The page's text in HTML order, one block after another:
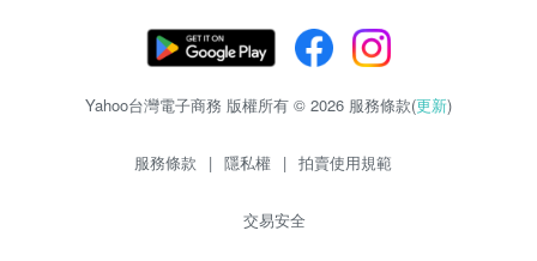
Yahoo台灣電子商務 版權所有 © 2026 服務條款(更新)
服務條款 | 隱私權 | 拍賣使用規範
交易安全